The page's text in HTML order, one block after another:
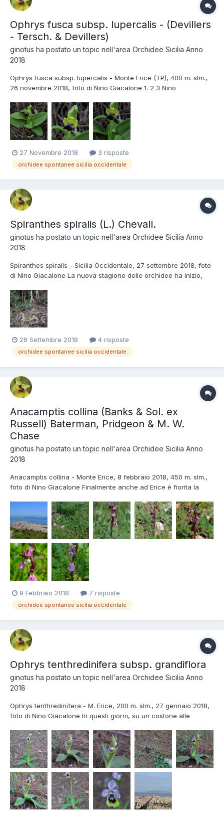
Ophrys fusca subsp. lupercalis - (Devillers
- Tersch. & Devillers)
ginotus ha postato un topic nell'area Orchidee Sicilia Anno
2018
Ophrys fusca subsp. lupercalis - Monte Erice (TP), 400 m. slm.,
26 novembre 2018, foto di Nino Giacalone 1. 2 3 Nino
27 Novembre 2018 3 risposte
orchidee spontanee sicilia occidentale
Spiranthes spiralis (L.) Chevall.
ginotus ha postato un topic nell'area Orchidee Sicilia Anno
2018
Spiranthes spiralis - Sicilia Occidentale, 27 settembre 2018, foto
di Nino Giacalone La nuova stagione delle orchidee ha inizio,
28 Settembre 2018 4 risposte
orchidee spontanee sicilia occidentale
Anacamptis collina (Banks & Sol. ex
Russell) Baterman, Pridgeon & M. W.
Chase
ginotus ha postato un topic nell'area Orchidee Sicilia Anno
2018
Anacamptis collina - Monte Erice, 8 febbraio 2018, 450 m. slm.,
foto di Nino Giacalone Finalmente anche ad Erice è fiorita la
fine anche lei è venuta fuori dal verde circostante per farsi
vedere. 1. 2....
9 Febbraio 2018 7 risposte
orchidee spontanee sicilia occidentale
Ophrys tenthredinifera subsp. grandiflora
ginotus ha postato un topic nell'area Orchidee Sicilia Anno
2018
Ophrys tenthredinifera - M. Erice, 200 m. slm., 27 gennaio 2018,
foto di Nino Giacalone In questi giorni, su un costone alle
cominciata a fiorire una piccola comunità di tenthredinifera. Una
fioritura molto precoce rispetto al...